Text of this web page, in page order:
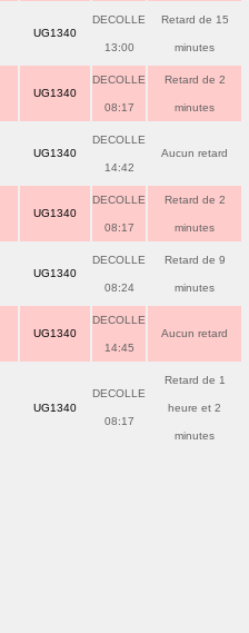
UG1340
DECOLLE
13:00
Retard de 15
minutes
UG1340
DECOLLE
08:17
Retard de 2
minutes
UG1340
DECOLLE
14:42
Aucun retard
UG1340
DECOLLE
08:17
Retard de 2
minutes
UG1340
DECOLLE
08:24
Retard de 9
minutes
UG1340
DECOLLE
14:45
Aucun retard
UG1340
DECOLLE
08:17
Retard de 1
heure et 2
minutes